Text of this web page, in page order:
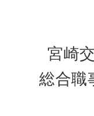
宮崎
総合職